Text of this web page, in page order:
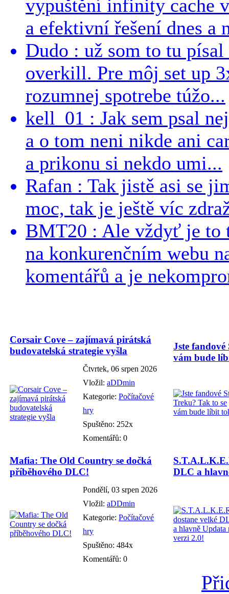
vypuštění infinity cache
a efektivní řešení dnes a
Dudo : už som to tu
overkill. Pre môj set up
rozumnej spotrebe túžo...
kell_01 : Jak sem psal
a o tom neni nikde ani
a prikonu si nekdo umi...
Rafan : Tak jistě asi se
moc, tak je ještě víc
BMT20 : Ale vždyť je to
na konkurenčním webu
komentářů a je
Corsair Cove – zajímavá pirátská
budovatelská strategie vyšla
Čtvrtek, 06 srpen 2026
Vložil: aDDmin
Kategorie: Počítačové
hry
Spuštěno: 252x
Komentářů: 0
Jste
vám bude
Mafia: The Old Country se dočká
příběhového DLC!
Pondělí, 03 srpen 2026
Vložil: aDDmin
Kategorie: Počítačové
hry
Spuštěno: 484x
Komentářů: 0
DLC a